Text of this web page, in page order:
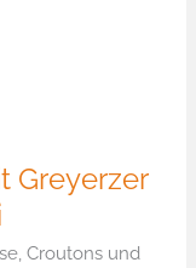
Greyerzer
Croutons und